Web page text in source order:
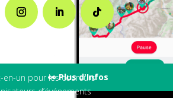
👀 Plus d'Infos
en-un pour les coureurs
d’événements